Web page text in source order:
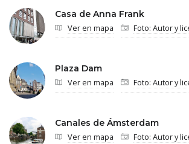
Casa de Anna Frank
Ver en mapa Foto: Autor y
Plaza Dam
Ver en mapa Foto: Autor y
Canales de Ámsterdam
Ver en mapa Foto: Autor y